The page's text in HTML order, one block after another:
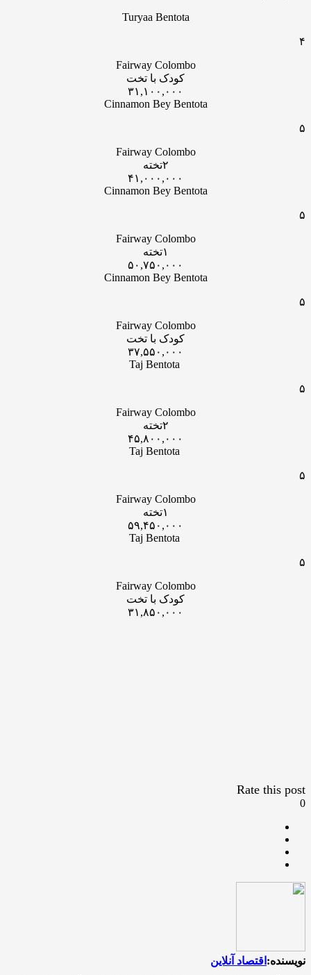
Turyaa Bentota
۴
Fairway Colombo
کودک با تخت
۳۱,۱۰۰,۰۰۰
Cinnamon Bey Bentota
۵
Fairway Colombo
۲تخته
۴۱,۰۰۰,۰۰۰
Cinnamon Bey Bentota
۵
Fairway Colombo
۱تخته
۵۰,۷۵۰,۰۰۰
Cinnamon Bey Bentota
۵
Fairway Colombo
کودک با تخت
۳۷,۵۵۰,۰۰۰
۵
Fairway Colombo
۲تخته
۴۵,۸۰۰,۰۰۰
۵
Fairway Colombo
۱تخته
۵۹,۴۵۰,۰۰۰
۵
Fairway Colombo
کودک با تخت
۳۱,۸۵۰,۰۰۰
Rate this post
0
نویسنده: اقتصاد آنلاین